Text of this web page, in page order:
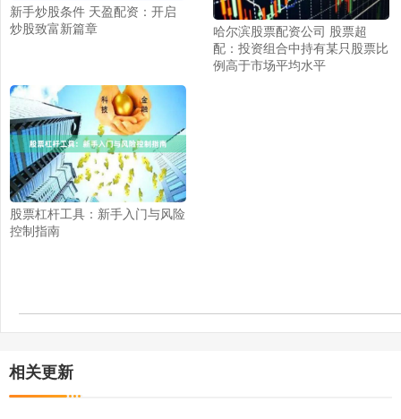
新手炒股条件 天盈配资：开启
炒股致富新篇章
哈尔滨股票配资公司 股票超
配：投资组合中持有某只股票比
例高于市场平均水平
股票杠杆工具：新手入门与风险
控制指南
相关更新